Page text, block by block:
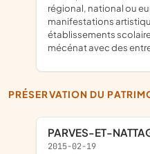
régional, national ou
manifestations
établissements
mécénat avec des
PRÉSERVATION DU
PARVES-ET-
2015-02-19